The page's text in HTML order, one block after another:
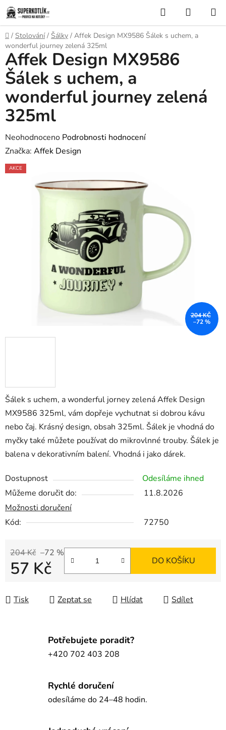
Přejít
na
obsah
Hledat
KOŠÍK
Domů
/ Stolování / Šálky / Affek Design MX9586 Šálek s uchem, a
wonderful journey zelená 325ml
Šálek s uchem, a wonderful jorney zelená Affek Design
MX9586 325ml, vám dopřeje vychutnat si dobrou kávu
nebo čaj. Krásný design, obsah 325ml. Šálek je vhodná do
myčky také můžete používat do mikrovlnné trouby. Šálek je
balena v dekorativním balení. Vhodná i jako dárek.
Dostupnost
Odesíláme ihned
Můžeme doručit do:
11.8.2026
Možnosti doručení
Kód:
72750
204 Kč –72 %
57 Kč DO KOŠÍKU
Tisk Zeptat se Hlídat Sdílet
Affek Design MX9586
Šálek s uchem, a
wonderful journey zelená
325ml
Průměrné
hodnocení
produktu
Neohodnoceno Podrobnosti hodnocení
Značka: Affek Design
AKCE
204 KČ
–72 %
Potřebujete poradit?
+420 702 403 208
Rychlé doručení
odesíláme do 24–48 hodin.